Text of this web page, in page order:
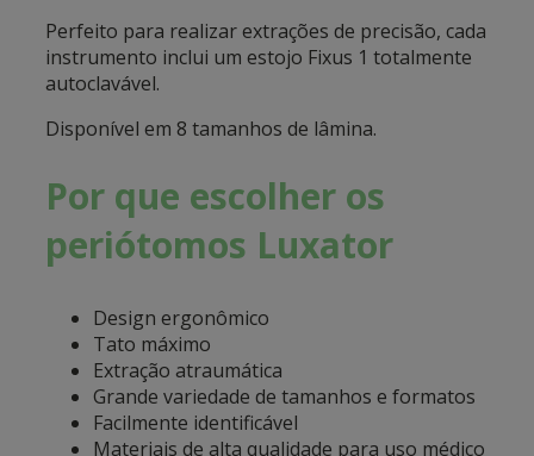
Perfeito para realizar extrações de precisão, cada
instrumento inclui um estojo Fixus 1 totalmente
autoclavável.
Disponível em 8 tamanhos de lâmina.
Por que escolher os
periótomos Luxator
Design ergonômico
Tato máximo
Extração atraumática
Grande variedade de tamanhos e formatos
Facilmente identificável
Materiais de alta qualidade para uso médico